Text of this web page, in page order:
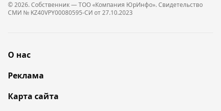
© 2026. Собственник — ТОО «Компания ЮрИнфо». Cвидетельство
СМИ № KZ40VPY00080595-СИ от 27.10.2023
О нас
Реклама
Карта сайта